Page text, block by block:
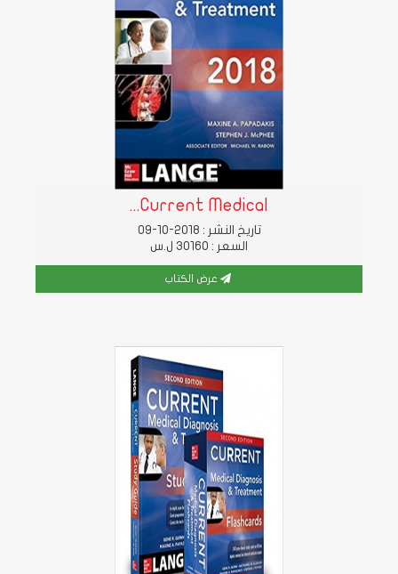
Current Medical...
تاريخ النشر : 2018-10-09
السعر : 30160 ل.س
عرض الكتاب